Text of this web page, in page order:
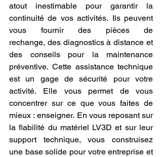
atout inestimable pour garantir la
continuité de vos activités. Ils peuvent
vous fournir des pièces de
rechange, des diagnostics à distance et
des conseils pour la maintenance
préventive. Cette assistance technique
est un gage de sécurité pour votre
activité. Elle vous permet de vous
concentrer sur ce que vous faites de
mieux : enseigner. En vous reposant sur
la fiabilité du matériel LV3D et sur leur
support technique, vous construisez
une base solide pour votre entreprise et